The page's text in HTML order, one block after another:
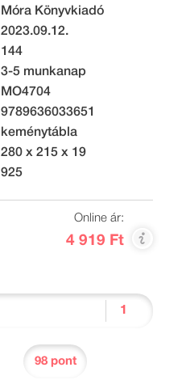
Móra Könyvkiadó
2023.09.12.
144
3-5 munkanap
MO4704
9789636033651
keménytábla
280 x 215 x 19
925
Online ár:
4 919 Ft
98 pont